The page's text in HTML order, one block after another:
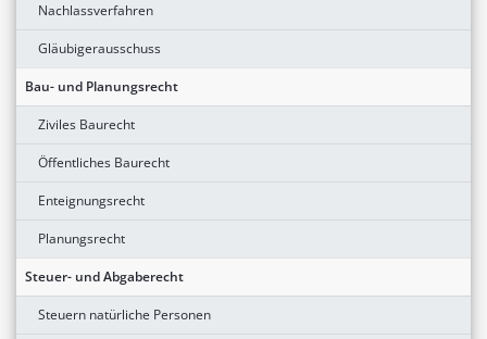
Nachlassverfahren
Gläubigerausschuss
Bau- und Planungsrecht
Ziviles Baurecht
Öffentliches Baurecht
Enteignungsrecht
Planungsrecht
Steuer- und Abgaberecht
Steuern natürliche Personen